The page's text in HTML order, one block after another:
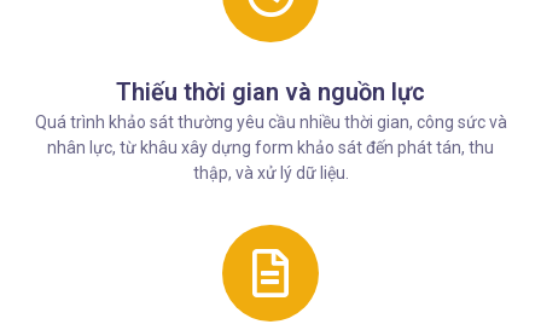
Thiếu thời gian và nguồn lực
Quá trình khảo sát thường yêu cầu nhiều thời gian, công sức và
nhân lực, từ khâu xây dựng form khảo sát đến phát tán, thu
thập, và xử lý dữ liệu.